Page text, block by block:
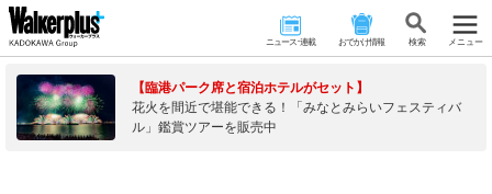
ニュース･連載 おでかけ情報 検 索 メニュー
【臨港パーク席と宿泊ホテルがセット】
花火を間近で堪能できる！「みなとみらいフェスティバ
ル」鑑賞ツアーを販売中